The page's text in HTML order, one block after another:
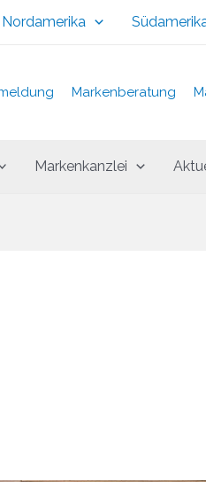
Nordamerika
Markenberatung
Markenkanzlei